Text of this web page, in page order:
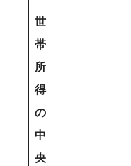
世
帯
所
得
の
中
央